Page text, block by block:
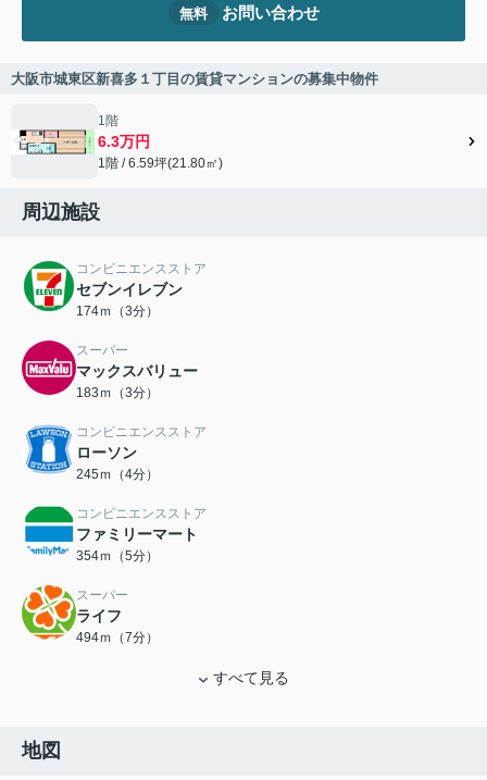
無料 お問い合わせ
大阪市城東区新喜多１丁目の賃貸マンションの募集中物件
1階
6.3万円
1階 / 6.59坪(21.80㎡)
周辺施設
コンビニエンスストア
セブンイレブン
174ｍ（3分）
スーパー
マックスバリュー
183ｍ（3分）
コンビニエンスストア
ローソン
245ｍ（4分）
コンビニエンスストア
ファミリーマート
354ｍ（5分）
スーパー
ライフ
494ｍ（7分）
すべて見る
地図